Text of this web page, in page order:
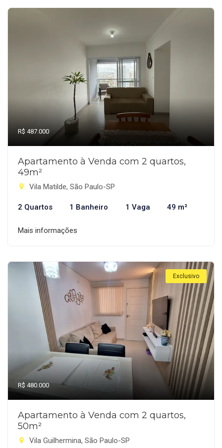
R$ 487.000
Apartamento à Venda com 2 quartos,
49m²
Vila Matilde, São Paulo-SP
2 Quartos 1 Banheiro 1 Vaga 49 m²
Mais informações
Exclusivo
R$ 480.000
Apartamento à Venda com 2 quartos,
50m²
Vila Guilhermina, São Paulo-SP